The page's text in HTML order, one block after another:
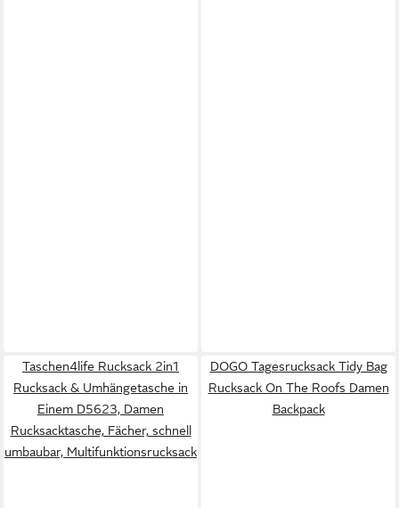
Taschen4life Rucksack 2in1
Rucksack & Umhängetasche in
Einem D5623, Damen
Rucksacktasche, Fächer, schnell
umbaubar, Multifunktionsrucksack
DOGO Tagesrucksack Tidy Bag
Rucksack On The Roofs Damen
Backpack